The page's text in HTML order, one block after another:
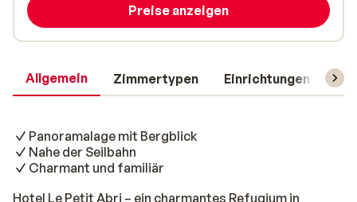
Allgemein Zimmertypen Einrichtungen
Panoramalage mit Bergblick
Nahe der Seilbahn
Charmant und familiär
Hotel Le Petit Abri – ein charmantes Refugium in
Preise anzeigen